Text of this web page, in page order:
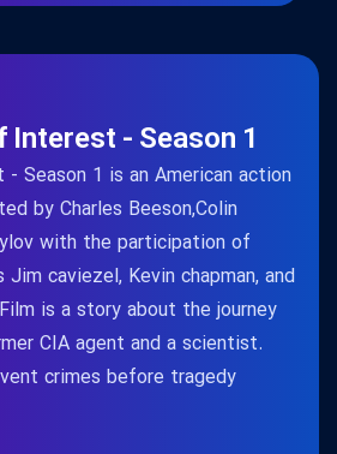
Interest - Season 1
Season 1 is an American action
by Charles Beeson,Colin
with the participation of
Jim caviezel, Kevin chapman, and
is a story about the journey
CIA agent and a scientist.
crimes before tragedy